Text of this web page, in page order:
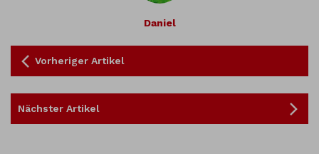
Daniel
Vorheriger Artikel
Nächster Artikel